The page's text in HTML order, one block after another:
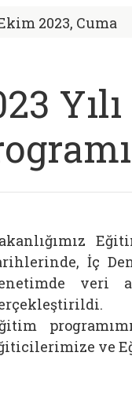
2023, Cuma
İç
veri
ve